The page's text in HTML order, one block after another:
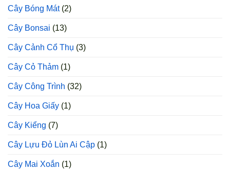
Cây Bóng Mát(2)
Cây Bonsai (13)
Cây Cảnh Cổ Thụ (3)
Cây Cỏ Thảm (1)
Cây Công Trình (32)
Cây Hoa Giấy (1)
Cây Kiểng (7)
Cây Lựu Đỏ Lùn Ai Cập (1)
Cây Mai Xoắn (1)